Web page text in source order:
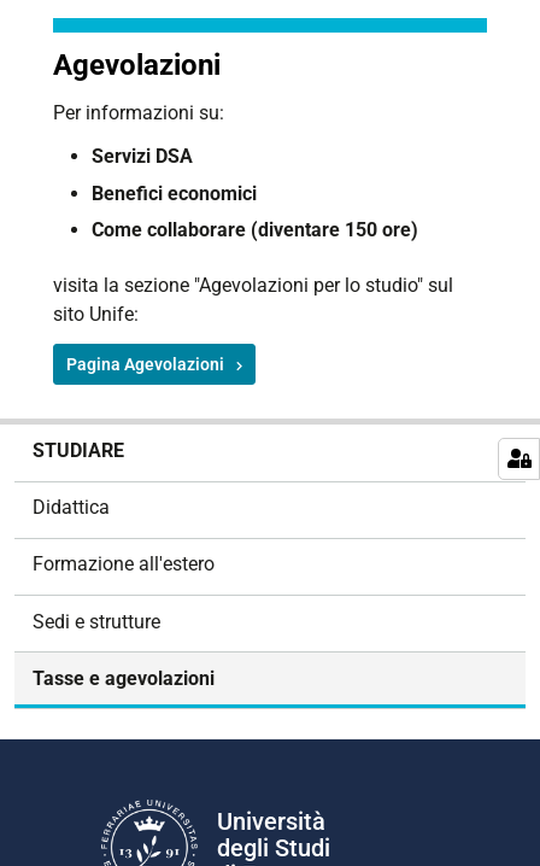
Agevolazioni
Per informazioni su:
Servizi DSA
Benefici economici
Come collaborare (diventare 150 ore)
visita la sezione "Agevolazioni per lo studio" sul
sito Unife:
Pagina Agevolazioni
STUDIARE
Didattica
Formazione all'estero
Sedi e strutture
Tasse e agevolazioni
Università
degli Studi